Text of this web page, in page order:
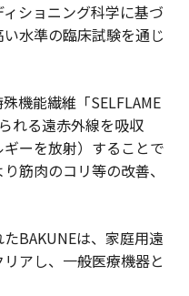
ショニング科学に基づ
水準の臨床試験を通じ
機能繊維「SELFLAME
れる遠赤外線を吸収
ーを放射）することで
筋肉のコリ等の改善、
BAKUNEは、家庭用遠
アし、一般医療機器と